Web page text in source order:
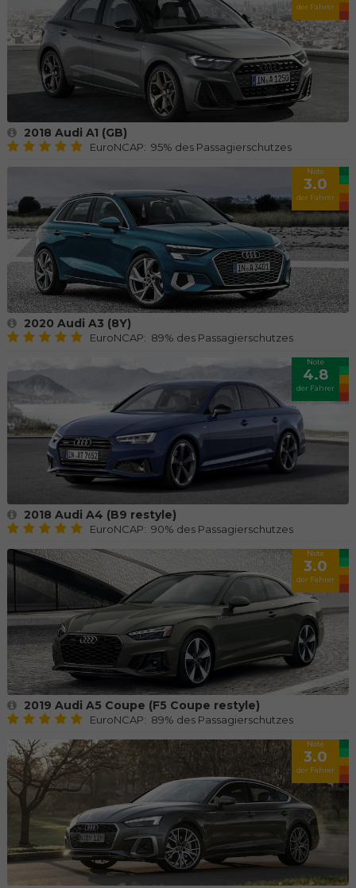
der Fahrer
2018 Audi A1 (GB)
EuroNCAP: 95% des Passagierschutzes
Note
3.0
der Fahrer
2020 Audi A3 (8Y)
EuroNCAP: 89% des Passagierschutzes
Note
4.8
der Fahrer
2018 Audi A4 (B9 restyle)
EuroNCAP: 90% des Passagierschutzes
Note
3.0
der Fahrer
2019 Audi A5 Coupe (F5 Coupe restyle)
EuroNCAP: 89% des Passagierschutzes
Note
3.0
der Fahrer